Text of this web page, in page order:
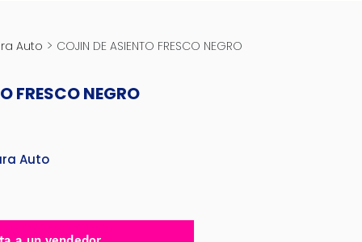
Auto > COJIN DE ASIENTO FRESCO NEGRO
FRESCO NEGRO
Auto